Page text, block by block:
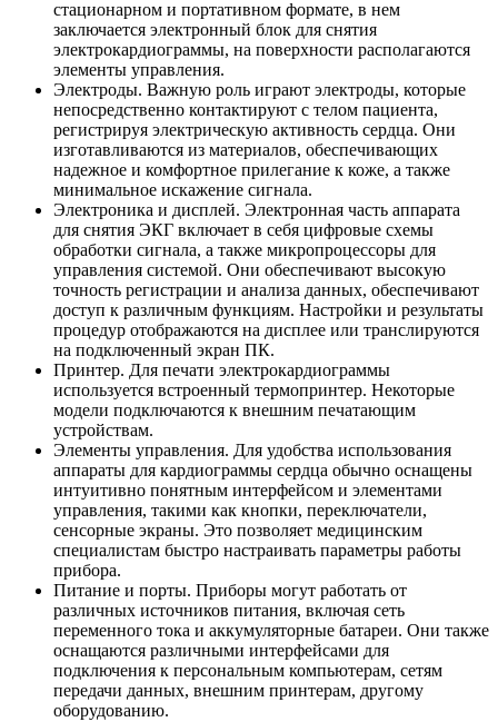
стационарном и портативном формате, в нем
заключается электронный блок для снятия
электрокардиограммы, на поверхности располагаются
элементы управления.
Электроды. Важную роль играют электроды, которые
непосредственно контактируют с телом пациента,
регистрируя электрическую активность сердца. Они
изготавливаются из материалов, обеспечивающих
надежное и комфортное прилегание к коже, а также
минимальное искажение сигнала.
Электроника и дисплей. Электронная часть аппарата
для снятия ЭКГ включает в себя цифровые схемы
обработки сигнала, а также микропроцессоры для
управления системой. Они обеспечивают высокую
точность регистрации и анализа данных, обеспечивают
доступ к различным функциям. Настройки и результаты
процедур отображаются на дисплее или транслируются
на подключенный экран ПК.
Принтер. Для печати электрокардиограммы
используется встроенный термопринтер. Некоторые
модели подключаются к внешним печатающим
устройствам.
Элементы управления. Для удобства использования
аппараты для кардиограммы сердца обычно оснащены
интуитивно понятным интерфейсом и элементами
управления, такими как кнопки, переключатели,
сенсорные экраны. Это позволяет медицинским
специалистам быстро настраивать параметры работы
прибора.
Питание и порты. Приборы могут работать от
различных источников питания, включая сеть
переменного тока и аккумуляторные батареи. Они также
оснащаются различными интерфейсами для
подключения к персональным компьютерам, сетям
передачи данных, внешним принтерам, другому
оборудованию.